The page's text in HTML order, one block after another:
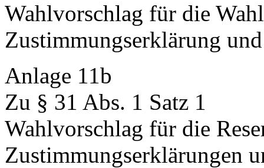
Wahlvorschlag für die
Zustimmungserklärung
Anlage 11b
Zu § 31 Abs. 1 Satz 1
Wahlvorschlag für die
Zustimmungserklärungen